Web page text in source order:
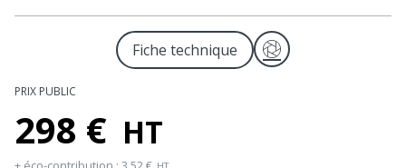
Fiche technique Télécharger les
PRIX PUBLIC
298 € HT